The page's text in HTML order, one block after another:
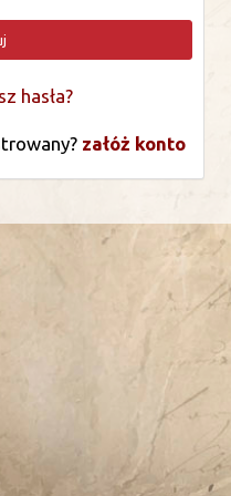
hasła?
załóż konto